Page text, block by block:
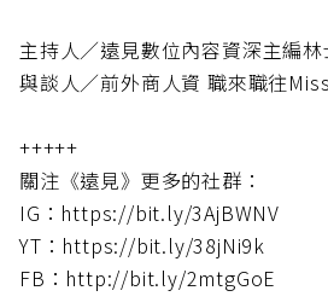
主持人／遠見數位內容資深主編林
與談人／前外商人資 職來職往
+++++
關注《遠見》更多的社群：
IG：https://bit.ly/3AjBWNV
YT：https://bit.ly/38jNi9k
FB：http://bit.ly/2mtgGoE